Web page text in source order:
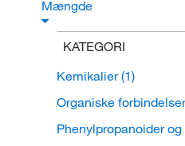
Mængde
KATEGORI
Kemikalier(1)
Organiske
Phenylpropanoider